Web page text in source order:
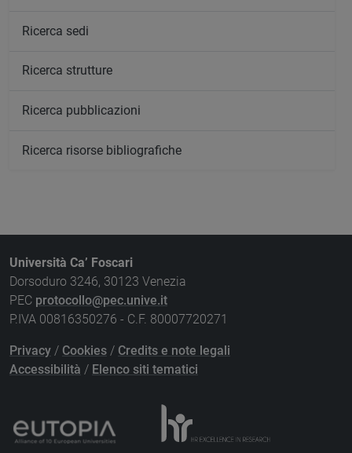
Ricerca sedi
Ricerca strutture
Ricerca pubblicazioni
Ricerca risorse bibliografiche
Università Ca’ Foscari
Dorsoduro 3246, 30123 Venezia
PEC protocollo@pec.unive.it
P.IVA 00816350276 - C.F. 80007720271
Privacy / Cookies / Credits e note legali
Accessibilità / Elenco siti tematici